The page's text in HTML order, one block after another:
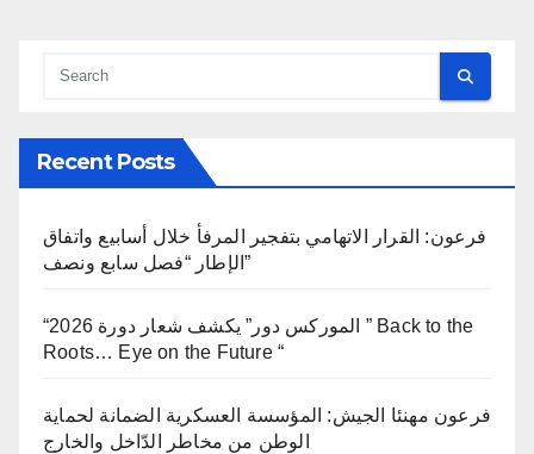
Recent Posts
فرعون: القرار الاتهامي بتفجير المرفأ خلال أسابيع واتفاق
الإطار “فصل سابع ونصف”
“الموركس دور” يكشف شعار دورة 2026 ” Back to the
Roots… Eye on the Future “
فرعون مهنئا الجيش: المؤسسة العسكرية الضمانة لحماية
الوطن من مخاطر الدّاخل والخارج